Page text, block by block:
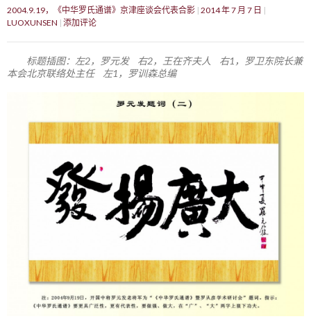
2004.9.19，《中华罗氏通谱》京津座谈会代表合影 2014 年 7 月 7 日
LUOXUNSEN 添加评论
标题插图：左2，罗元发 右2，王在齐夫人 右1，罗卫东院长兼
本会北京联络处主任 左1，罗训森总编